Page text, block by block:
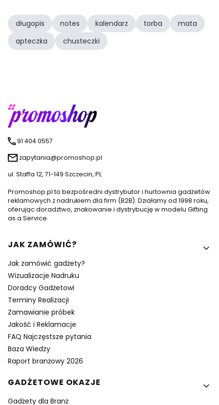
długopis notes kalendarz torba
mata
apteczka
chusteczki
91 404 0557
zapytania@promoshop.pl
ul. Staffa 12, 71-149 Szczecin, PL
Promoshop.pl to bezpośredni dystrybutor i hurtownia gadżetów
reklamowych z nadrukiem dla firm (B2B). Działamy od 1998 roku,
oferując doradztwo, znakowanie i dystrybucję w modelu Gifting
as a Service.
Linki w stopce
JAK ZAMÓWIĆ?
Jak zamówić gadżety?
Wizualizacje Nadruku
Doradcy Gadżetowi
Terminy Realizacji
Zamawianie próbek
Jakość i Reklamacje
FAQ Najczęstsze pytania
Baza Wiedzy
Raport branżowy 2026
GADŻETOWE OKAZJE
Gadżety dla Branż